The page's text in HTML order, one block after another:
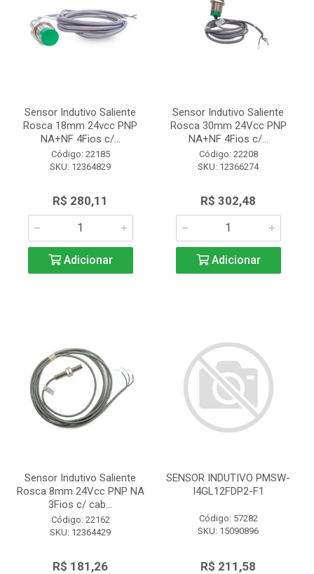
Sensor Indutivo Saliente
Rosca 18mm 24vcc PNP
NA+NF 4Fios c/...
Código: 22185
SKU: 12364829
R$ 280,11
Adicionar
Sensor Indutivo Saliente
Rosca 30mm 24Vcc PNP
NA+NF 4Fios c/...
Código: 22208
SKU: 12366274
R$ 302,48
Adicionar
Sensor Indutivo Saliente
Rosca 8mm 24Vcc PNP NA
3Fios c/ cab...
Código: 22162
SKU: 12364429
R$ 181,26
SENSOR INDUTIVO PMSW-
I4GL12FDP2-F1
Código: 57282
SKU: 15090896
R$ 211,58